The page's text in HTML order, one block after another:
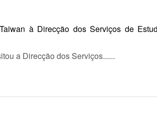
à Direcção dos Serviços de
a Direcção dos Serviços......